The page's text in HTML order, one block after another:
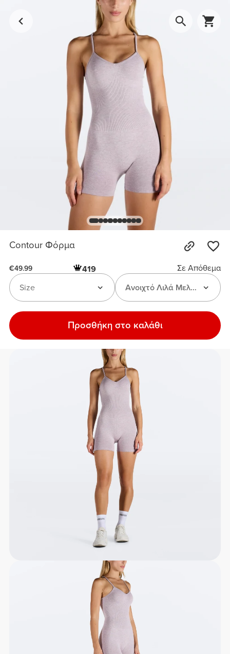
Contour Φόρμα
€49.99 419
Σε Απόθεμα
Ανοιχτό Λιλά Μελανζέ
Size
Προσθήκη στο καλάθι